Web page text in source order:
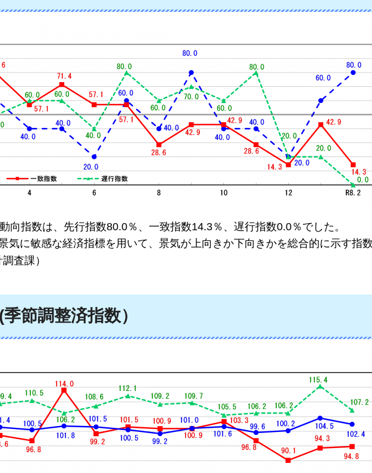
向指数は、先行指数80.0％、一致指数14.3％、遅行指数0.0％でした。
気に敏感な経済指標を用いて、景気が上向きか下向きかを総合的に示す指
査課）
節調整済指数）